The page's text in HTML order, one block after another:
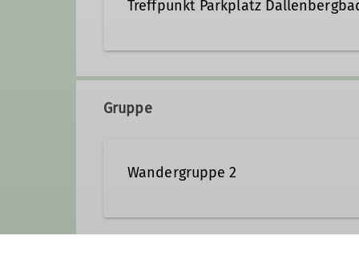
Wanderleiter*in
Treffpunkt Parkplatz
Gruppe
Wandergruppe 2
Wir wandern regelmäßig